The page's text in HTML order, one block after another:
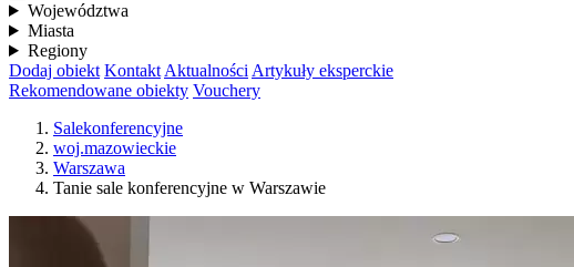
Województwa
Miasta
Regiony
Dodaj obiekt Kontakt Aktualności Artykuły eksperckie
Rekomendowane obiekty Vouchery
Salekonferencyjne
woj.mazowieckie
Warszawa
Tanie sale konferencyjne w Warszawie